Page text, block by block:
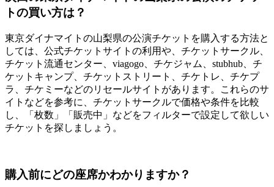
トの買い方は？
東京ダイナマイトの山梨県の公演チケットを購入する方法と
しては、公式チケットサイトの利用や、チケットサークル、
チケット流通センター、viagogo、チケジャム、stubhub、チ
ケットキャンプ、チケットストリート、チケトレ、チケプ
ラ、チケミーなどのリセールサイトがあります。これらのサ
イトなどを参考に、チケットサークルで価格や条件を比較
し、「枚数」「販売中」などをフィルターで設定して欲しい
チケットを探しましょう。
購入前にどの座席かわかりますか？